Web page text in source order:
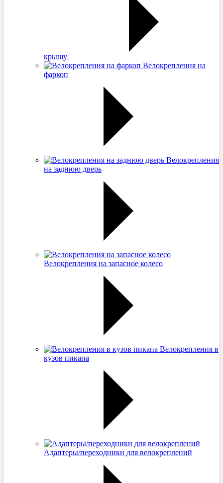
крышу
Велокрепления на
фаркоп
Велокрепления
на заднюю дверь
Велокрепления на запасное колесо
Велокрепления в
кузов пикапа
Адаптеры/переходники для велокреплений